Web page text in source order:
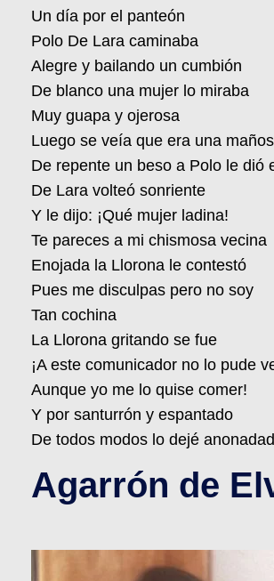
Un día por el panteón
Polo De Lara caminaba
Alegre y bailando un cumbión
De blanco una mujer lo miraba
Muy guapa y ojerosa
Luego se veía que era una
De repente un beso a Polo le dió
De Lara volteó sonriente
Y le dijo: ¡Qué mujer ladina!
Te pareces a mi chismosa vecina
Enojada la Llorona le contestó
Pues me disculpas pero no soy
Tan cochina
La Llorona gritando se fue
¡A este comunicador no lo pude
Aunque yo me lo quise comer!
Y por santurrón y espantado
De todos modos lo dejé
Agarrón de